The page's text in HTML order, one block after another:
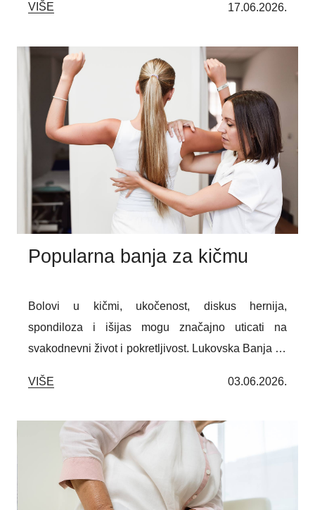
zahvaljujući lekovitim termomineralnim vodama,
rehabilitacionim programima. Smeštena na
padinama Kopaonika, okružena čistim vazduhom i
netaknutom prirodom, pruža idealne uslove za
oporavak, relaksaciju i podršku osobama sa
tegobama lokomotornog sistema
VIŠE 17.06.2026.
Popularna banja za kičmu
Bolovi u kičmi, ukočenost, diskus hernija,
spondiloza i išijas mogu značajno uticati na
svakodnevni život i pokretljivost. Lukovska Banja se
lekovitim termomineralnim vodama, stručnim
prilagođenim osobama sa tegobama kičmenog
stuba. Spoj prirodnih faktora i stručne podrške
doprinosi ublažavanju bolova, poboljšanju
pokretljivosti i kvalitetnijem oporavku.
VIŠE 03.06.2026.